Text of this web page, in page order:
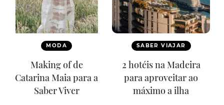
MODA
Making of de
Catarina Maia para a
Saber Viver
SABER VIAJAR
2 hotéis na Madeira
para aproveitar ao
máximo a ilha